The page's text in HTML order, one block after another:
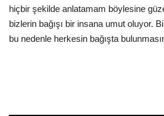
hiçbir şekilde anlatamam böylesine
bizlerin bağışı bir insana umut oluyor.
bu nedenle herkesin bağışta